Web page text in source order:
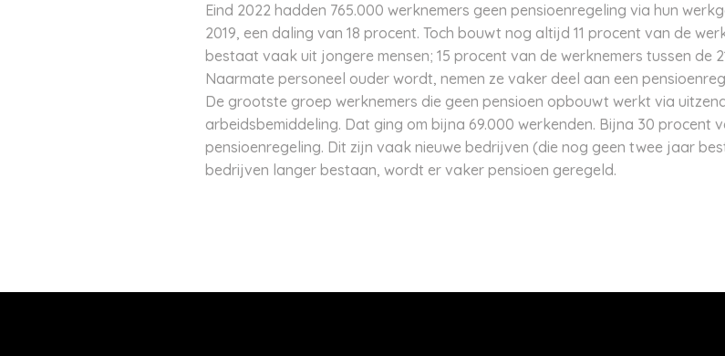
Eind 2022 hadden 765.000 werknemers geen pensioenregeling via hun
2019, een daling van 18 procent. Toch bouwt nog altijd 11 procent van de
bestaat vaak uit jongere mensen; 15 procent van de werknemers tussen de
Naarmate personeel ouder wordt, nemen ze vaker deel aan een
De grootste groep werknemers die geen pensioen opbouwt werkt via
arbeidsbemiddeling. Dat ging om bijna 69.000 werkenden. Bijna 30 procent
pensioenregeling. Dit zijn vaak nieuwe bedrijven (die nog geen twee jaar
bedrijven langer bestaan, wordt er vaker pensioen geregeld.